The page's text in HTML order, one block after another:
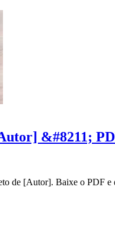
&#8211;
de [Autor]. Baixe o PDF e